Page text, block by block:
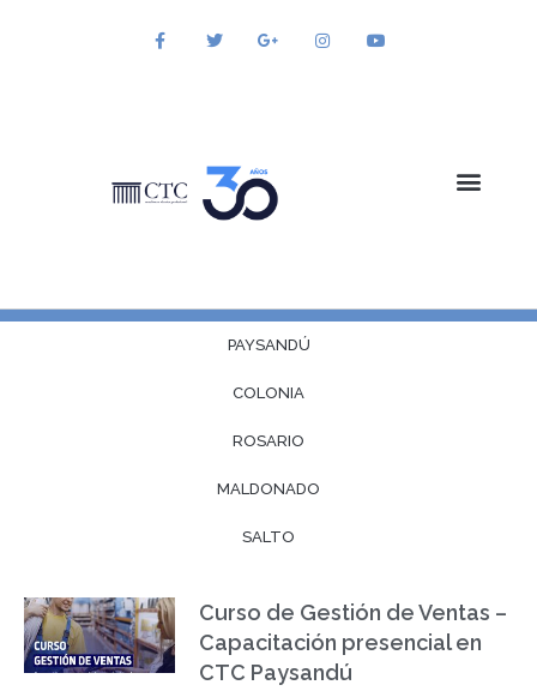
PAYSANDÚ
COLONIA
ROSARIO
MALDONADO
SALTO
CAPACITACIÓN
Curso de Gestión de Ventas –
Capacitación presencial en
CTC Paysandú